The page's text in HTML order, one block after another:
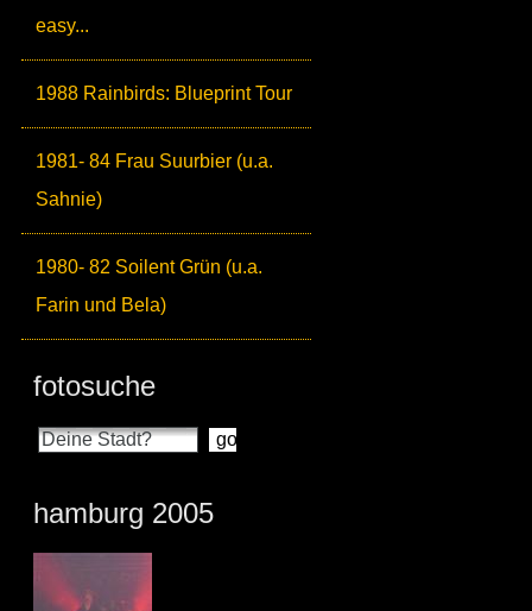
easy...
1988 Rainbirds: Blueprint Tour
1981- 84 Frau Suurbier (u.a.
Sahnie)
1980- 82 Soilent Grün (u.a.
Farin und Bela)
fotosuche
hamburg 2005